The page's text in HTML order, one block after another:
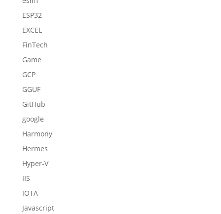
ESP32
EXCEL
FinTech
Game
GCP
GGUF
GitHub
google
Harmony
Hermes
Hyper-V
IIS
IOTA
Javascript